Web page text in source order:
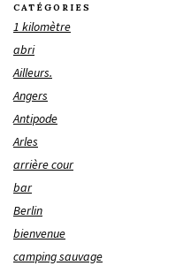
CATÉGORIES
1 kilomètre
abri
Ailleurs.
Angers
Antipode
Arles
arrière cour
bar
Berlin
bienvenue
camping sauvage